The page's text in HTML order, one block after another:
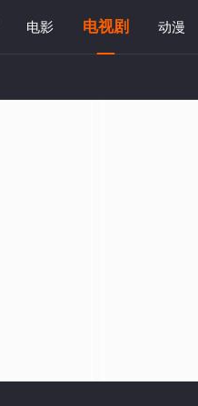
电影 电视剧 动漫